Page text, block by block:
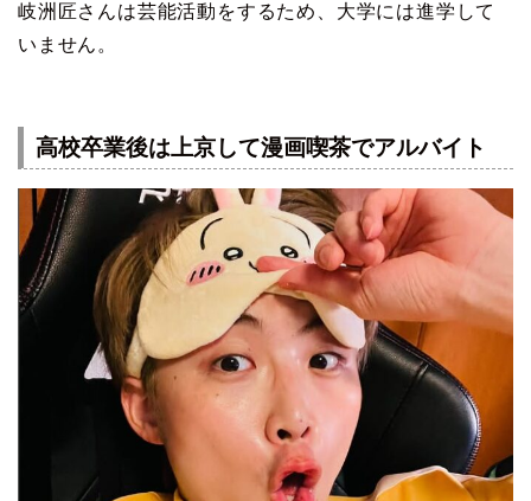
岐洲匠さんは芸能活動をするため、大学には進学して
いません。
高校卒業後は上京して漫画喫茶でアルバイト